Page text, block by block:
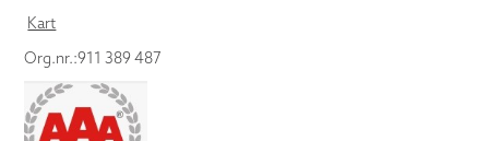
Kart
Org.nr.:911 389 487